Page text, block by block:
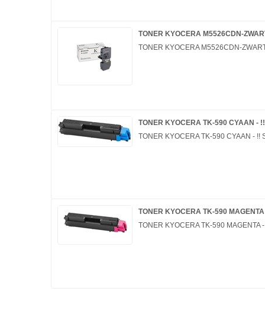
TONER KYOCERA M5526CDN-
TONER KYOCERA M5526CDN-
TONER KYOCERA TK-590 CYAAN -
TONER KYOCERA TK-590 CYAAN - !!
TONER KYOCERA TK-590
TONER KYOCERA TK-590 MAGENTA